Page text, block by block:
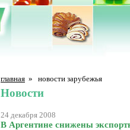
главная » новости зарубежья
Новости
24 декабря 2008
В Аргентине снижены